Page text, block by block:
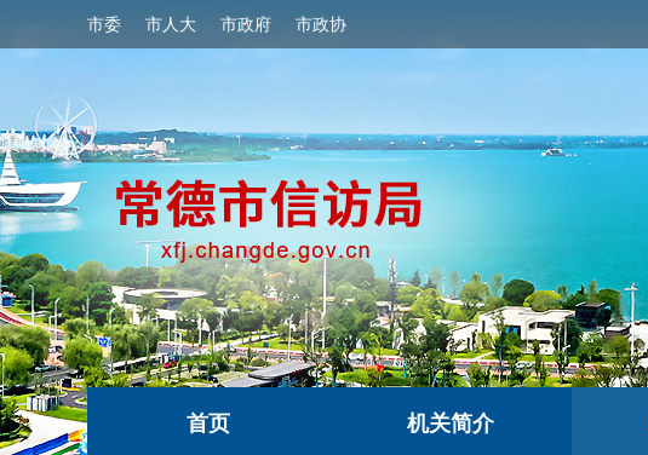
市委 市人大 市政府 市政协
首页 机关简介